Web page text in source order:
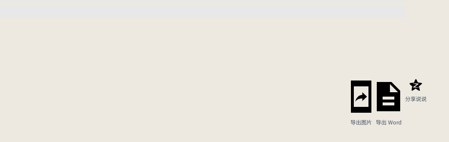
导出图片 导出 Word
分享说说